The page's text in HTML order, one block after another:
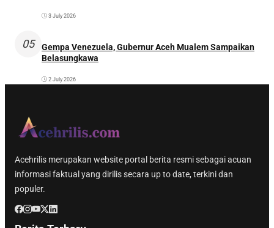
3 July 2026
05
Gempa Venezuela, Gubernur Aceh Mualem Sampaikan
Belasungkawa
2 July 2026
Acehrilis merupakan website portal berita resmi sebagai acuan
informasi faktual yang dirilis secara up to date, terkini dan
populer.